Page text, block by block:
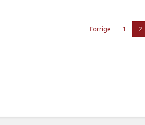
Forrige 1 2